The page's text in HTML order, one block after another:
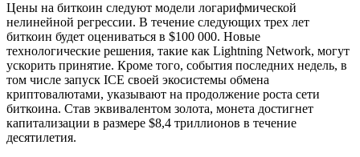
Цены на биткоин следуют модели логарифмической
нелинейной регрессии. В течение следующих трех лет
биткоин будет оцениваться в $100 000. Новые
технологические решения, такие как Lightning Network, могут
ускорить принятие. Кроме того, события последних недель, в
том числе запуск ICE своей экосистемы обмена
криптовалютами, указывают на продолжение роста сети
биткоина. Став эквивалентом золота, монета достигнет
капитализации в размере $8,4 триллионов в течение
десятилетия.